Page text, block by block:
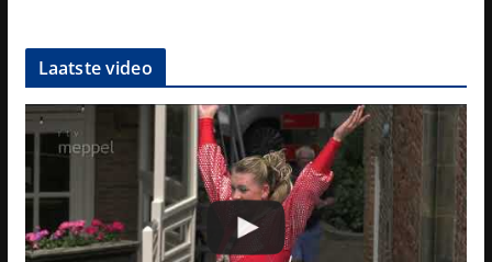
Laatste video